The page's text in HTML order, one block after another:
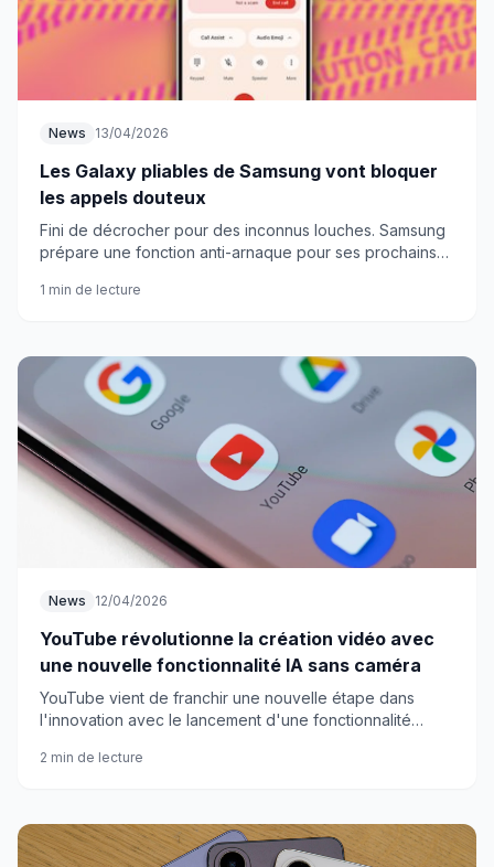
News 13/04/2026
Les Galaxy pliables de Samsung vont bloquer
les appels douteux
Fini de décrocher pour des inconnus louches. Samsung
prépare une fonction anti-arnaque pour ses prochains
1 min de lecture
News 12/04/2026
YouTube révolutionne la création vidéo avec
une nouvelle fonctionnalité IA sans caméra
YouTube vient de franchir une nouvelle étape dans
l'innovation avec le lancement d'une fonctionnalité
des vidéos sans avoir besoin de se filmer. Cette
produisent leur contenu.
2 min de lecture